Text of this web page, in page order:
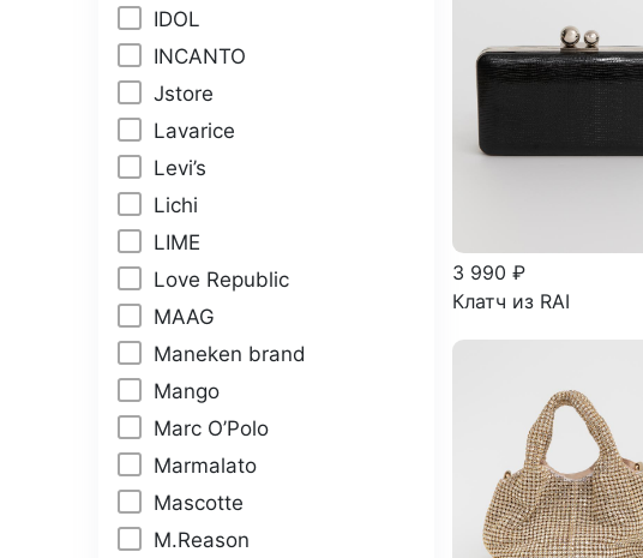
IDOL
INCANTO
Jstore
Lavarice
Levi’s
Lichi
LIME
Love Republic
MAAG
Maneken brand
Mango
Marc O’Polo
Marmalato
Mascotte
M.Reason
3 990 ₽
Клатч из RAI